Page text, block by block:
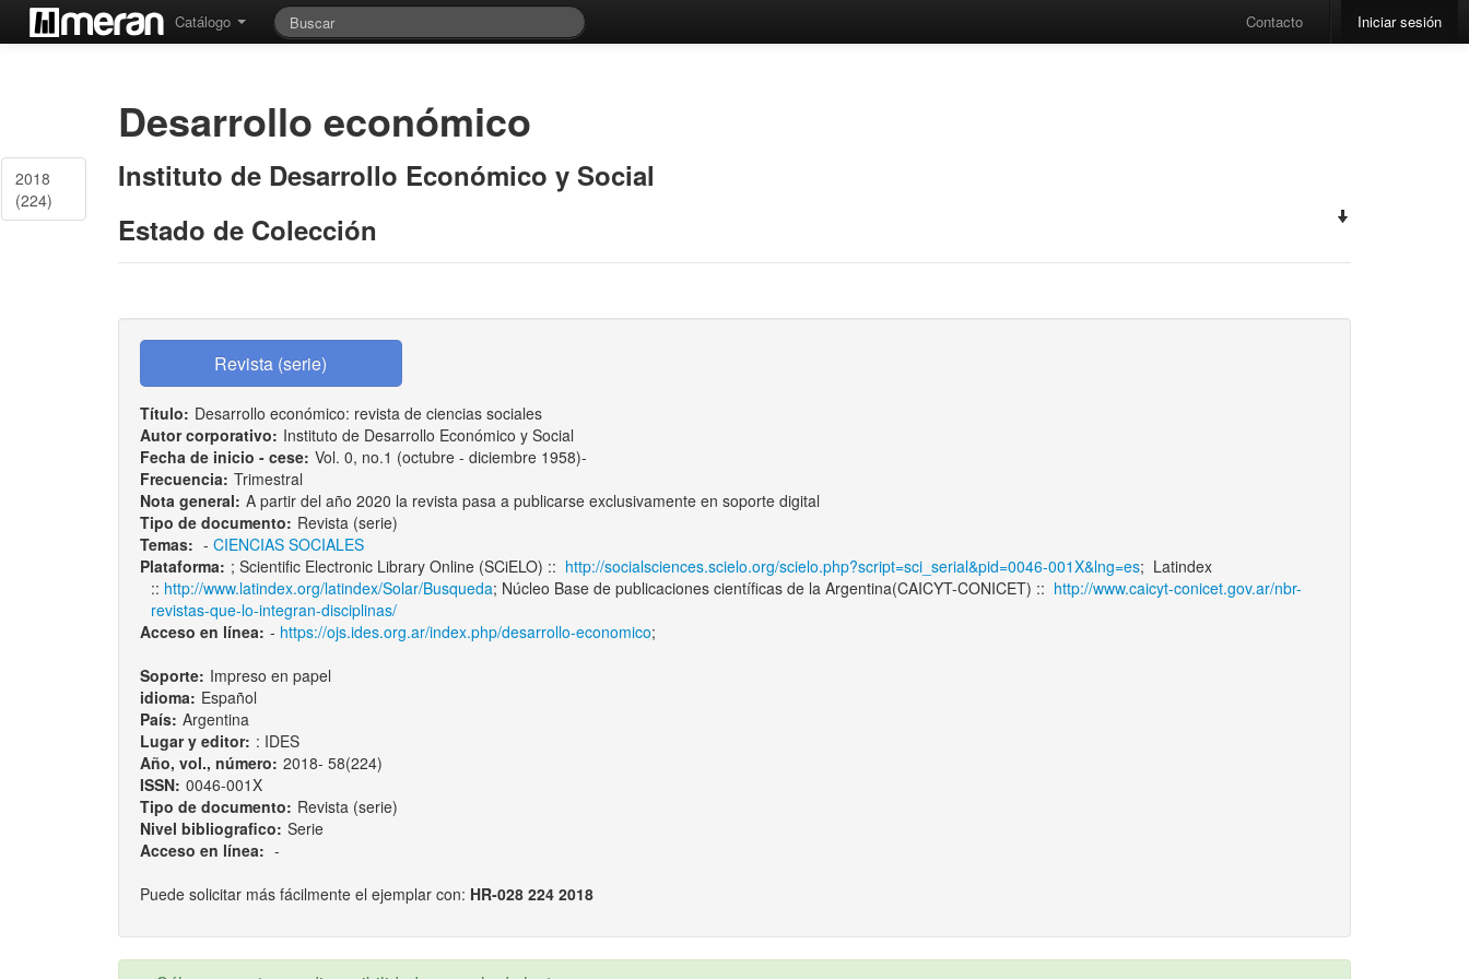
Catálogo Contacto Iniciar sesión
2018
(224)
Desarrollo económico
Instituto de Desarrollo Económico y Social
Estado de Colección
Título: Desarrollo económico: revista de ciencias sociales
Autor corporativo: Instituto de Desarrollo Económico y Social
Fecha de inicio - cese: Vol. 0, no.1 (octubre - diciembre 1958)-
Frecuencia: Trimestral
Nota general: A partir del año 2020 la revista pasa a publicarse exclusivamente en soporte digital
Tipo de documento: Revista (serie)
Temas: - CIENCIAS SOCIALES
Plataforma: ; Scientific Electronic Library Online (SCiELO) :: http://socialsciences.scielo.org/scielo.php?script=sci_serial&pid=0046-001X&lng=es; Latindex
:: http://www.latindex.org/latindex/Solar/Busqueda; Núcleo Base de publicaciones científicas de la Argentina(CAICYT-CONICET) :: http://www.caicyt-conicet.gov.ar/nbr-
revistas-que-lo-integran-disciplinas/
Acceso en línea: - https://ojs.ides.org.ar/index.php/desarrollo-economico;
Soporte: Impreso en papel
idioma: Español
País: Argentina
Lugar y editor: : IDES
Año, vol., número: 2018- 58(224)
ISSN: 0046-001X
Tipo de documento: Revista (serie)
Nivel bibliografico: Serie
Acceso en línea: -
Puede solicitar más fácilmente el ejemplar con: HR-028 224 2018